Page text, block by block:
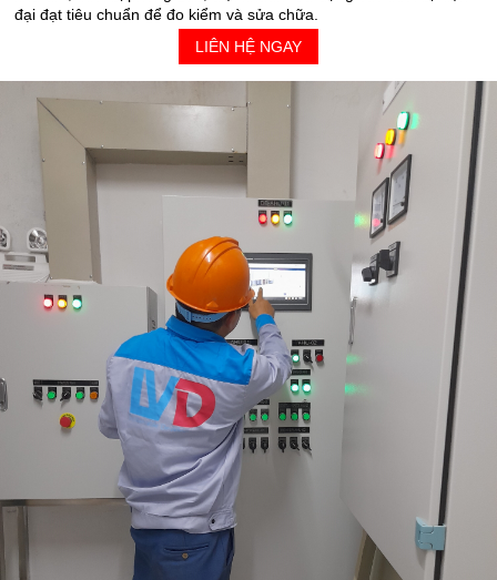
đại đạt tiêu chuẩn để đo kiểm và sửa chữa.
LIÊN HỆ NGAY